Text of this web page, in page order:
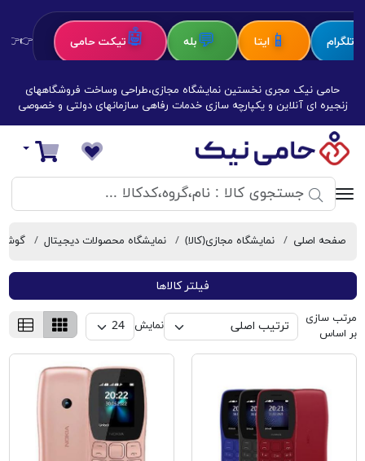
تلگرام 📱 ایتا 💬بله 🤖تیکت حامی 👉👉
حامی نیک مجری نخستین نمایشگاه مجازی،طراحی وساخت فروشگاههای
زنجیره ای آنلاین و یکپارچه سازی خدمات رفاهی سازمانهای دولتی و خصوصی
فروشگاه‌های زنجیره‌ای حامی نیک
سبد خرید
صفحه اصلی نمایشگاه مجازی(کالا) نمایشگاه محصولات دیجیتال
نوکیا فیلتر کالاها
مرتب سازی
بر اساس
نمایش